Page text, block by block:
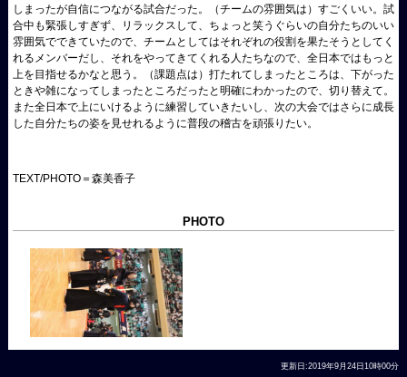
しまったが自信につながる試合だった。（チームの雰囲気は）すごくいい。試
合中も緊張しすぎず、リラックスして、ちょっと笑うぐらいの自分たちのいい
雰囲気でできていたので、チームとしてはそれぞれの役割を果たそうとしてく
れるメンバーだし、それをやってきてくれる人たちなので、全日本ではもっと
上を目指せるかなと思う。（課題点は）打たれてしまったところは、下がった
ときや雑になってしまったところだったと明確にわかったので、切り替えて。
また全日本で上にいけるように練習していきたいし、次の大会ではさらに成長
した自分たちの姿を見せれるように普段の稽古を頑張りたい。
TEXT/PHOTO＝森美香子
PHOTO
更新日:2019年9月24日10時00分